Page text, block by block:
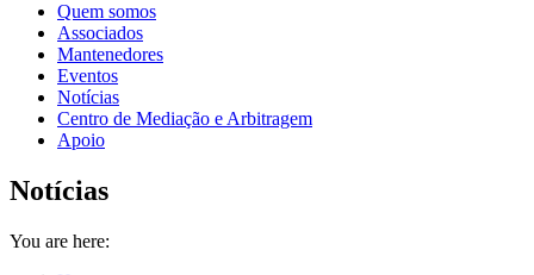
Quem somos
Associados
Mantenedores
Eventos
Notícias
Centro de Mediação e Arbitragem
Apoio
Notícias
You are here: